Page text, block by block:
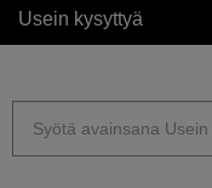
Usein kysyttyä